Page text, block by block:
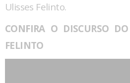
Ulisses Felinto.
CONFIRA O DISCURSO
FELINTO